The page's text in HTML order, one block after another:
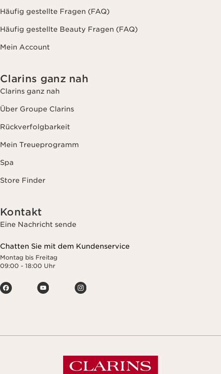
Häufig gestellte Fragen (FAQ)
Häufig gestellte Beauty Fragen (FAQ)
Mein Account
Clarins ganz nah
Clarins ganz nah
Über Groupe Clarins
Rückverfolgbarkeit
Mein Treueprogramm
Spa
Store Finder
Kontakt
Eine Nachricht sende
Chatten Sie mit dem Kundenservice
Montag bis Freitag
09:00 - 18:00 Uhr